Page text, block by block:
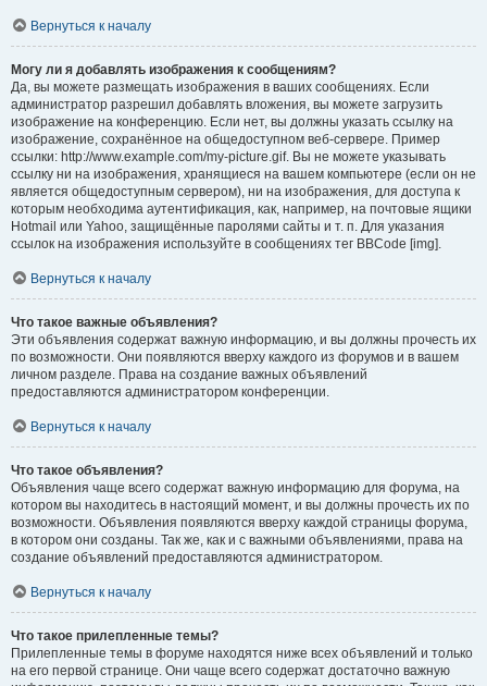
Вернуться к началу
Могу ли я добавлять изображения к сообщениям?
Да, вы можете размещать изображения в ваших сообщениях. Если
администратор разрешил добавлять вложения, вы можете загрузить
изображение на конференцию. Если нет, вы должны указать ссылку на
изображение, сохранённое на общедоступном веб-сервере. Пример
ссылки: http://www.example.com/my-picture.gif. Вы не можете указывать
ссылку ни на изображения, хранящиеся на вашем компьютере (если он не
является общедоступным сервером), ни на изображения, для доступа к
которым необходима аутентификация, как, например, на почтовые ящики
Hotmail или Yahoo, защищённые паролями сайты и т. п. Для указания
ссылок на изображения используйте в сообщениях тег BBCode [img].
Вернуться к началу
Что такое важные объявления?
Эти объявления содержат важную информацию, и вы должны прочесть их
по возможности. Они появляются вверху каждого из форумов и в вашем
личном разделе. Права на создание важных объявлений
предоставляются администратором конференции.
Вернуться к началу
Что такое объявления?
Объявления чаще всего содержат важную информацию для форума, на
котором вы находитесь в настоящий момент, и вы должны прочесть их по
возможности. Объявления появляются вверху каждой страницы форума,
в котором они созданы. Так же, как и с важными объявлениями, права на
создание объявлений предоставляются администратором.
Вернуться к началу
Что такое прилепленные темы?
Прилепленные темы в форуме находятся ниже всех объявлений и только
на его первой странице. Они чаще всего содержат достаточно важную